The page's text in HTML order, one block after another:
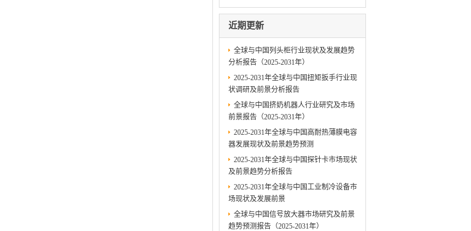
近期更新
全球与中国列头柜行业现状及发展趋势
分析报告（2025-2031年）
2025-2031年全球与中国扭矩扳手行业现
状调研及前景分析报告
全球与中国挤奶机器人行业研究及市场
前景报告（2025-2031年）
2025-2031年全球与中国高耐热薄膜电容
器发展现状及前景趋势预测
2025-2031年全球与中国探针卡市场现状
及前景趋势分析报告
2025-2031年全球与中国工业制冷设备市
场现状及发展前景
全球与中国信号放大器市场研究及前景
趋势预测报告（2025-2031年）